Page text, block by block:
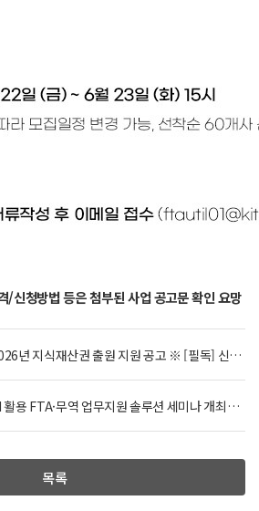
신청방법 등은 첨부된 사업 공고문 확인 요망
년 지식재산권 출원 지원 공고 ※ [필독] 신청
마감일 1주 단축 안내
활용 FTA·무역 업무지원 솔루션 세미나 개최
(7/10)
목록